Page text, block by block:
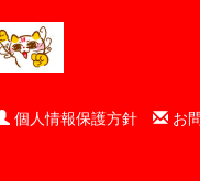
個人情報保護方針 お